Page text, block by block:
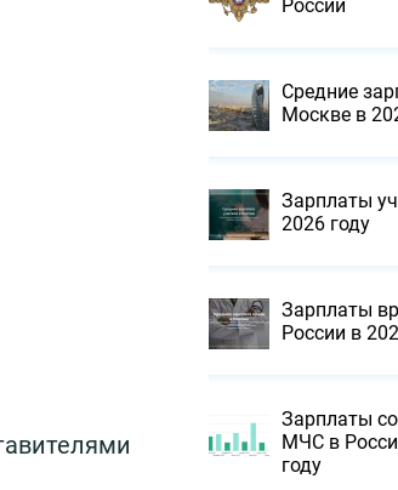
России
Средние
Москве в
Зарплаты
2026 году
Зарплаты
России в
Зарплаты
МЧС в
году